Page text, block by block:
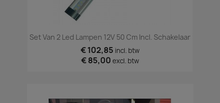
Set Van 2 Led Lampen 12V 50 Cm Incl. Schakelaar
€ 102,85 incl. btw
€ 85,00 excl. btw